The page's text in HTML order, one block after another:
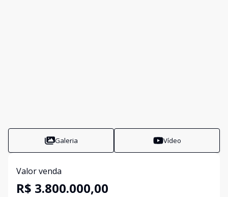
Galeria Vídeo
Valor venda
R$ 3.800.000,00